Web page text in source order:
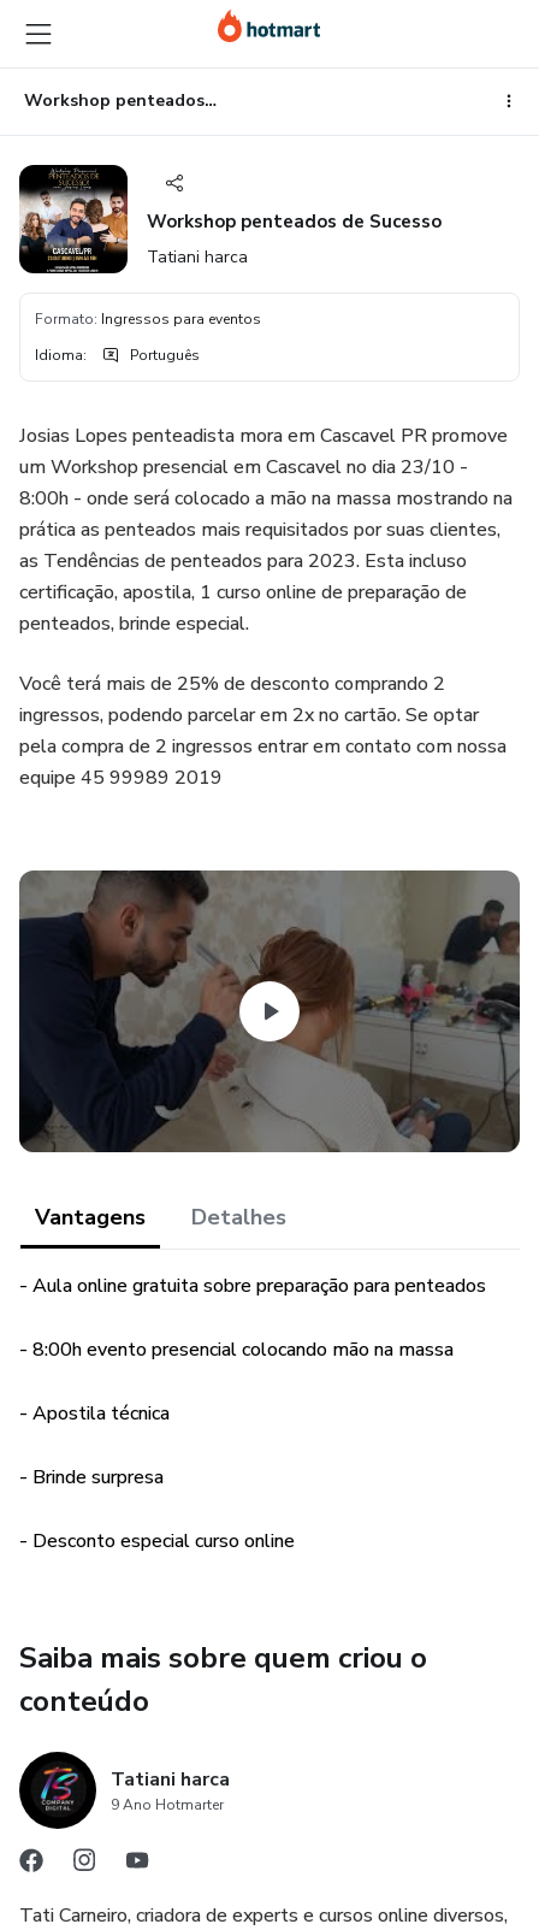
para
o
conteúdo
principal
para
o
pagamento
para
o
rodapé
Workshop penteados de Sucesso
Workshop penteados de Sucesso
Tatiani harca
Formato: Ingressos para eventos
Idioma: Português
Josias Lopes penteadista mora em Cascavel PR promove
um Workshop presencial em Cascavel no dia 23/10 -
8:00h - onde será colocado a mão na massa mostrando na
prática as penteados mais requisitados por suas clientes,
as Tendências de penteados para 2023. Esta incluso
certificação, apostila, 1 curso online de preparação de
penteados, brinde especial.
Você terá mais de 25% de desconto comprando 2
ingressos, podendo parcelar em 2x no cartão. Se optar
pela compra de 2 ingressos entrar em contato com nossa
equipe 45 99989 2019
Vantagens Detalhes
- Aula online gratuita sobre preparação para penteados
- 8:00h evento presencial colocando mão na massa
- Apostila técnica
- Brinde surpresa
- Desconto especial curso online
Saiba mais sobre quem criou o
conteúdo
Tatiani harca
9 Ano Hotmarter
Tati Carneiro, criadora de experts e cursos online diversos,